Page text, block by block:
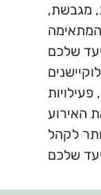
מגבשת,
האירוע
לקהל
שלכם